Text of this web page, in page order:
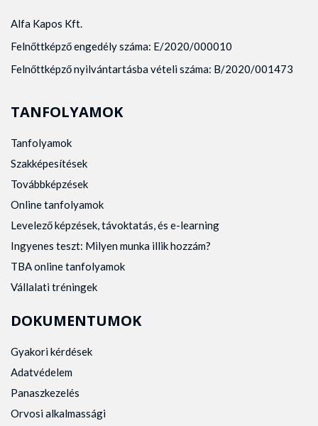
Alfa Kapos Kft.
Felnőttképző engedély száma: E/2020/000010
Felnőttképző nyilvántartásba vételi száma: B/2020/001473
TANFOLYAMOK
Tanfolyamok
Szakképesítések
Továbbképzések
Online tanfolyamok
Levelező képzések, távoktatás, és e-learning
Ingyenes teszt: Milyen munka illik hozzám?
TBA online tanfolyamok
Vállalati tréningek
DOKUMENTUMOK
Gyakori kérdések
Adatvédelem
Panaszkezelés
Orvosi alkalmassági